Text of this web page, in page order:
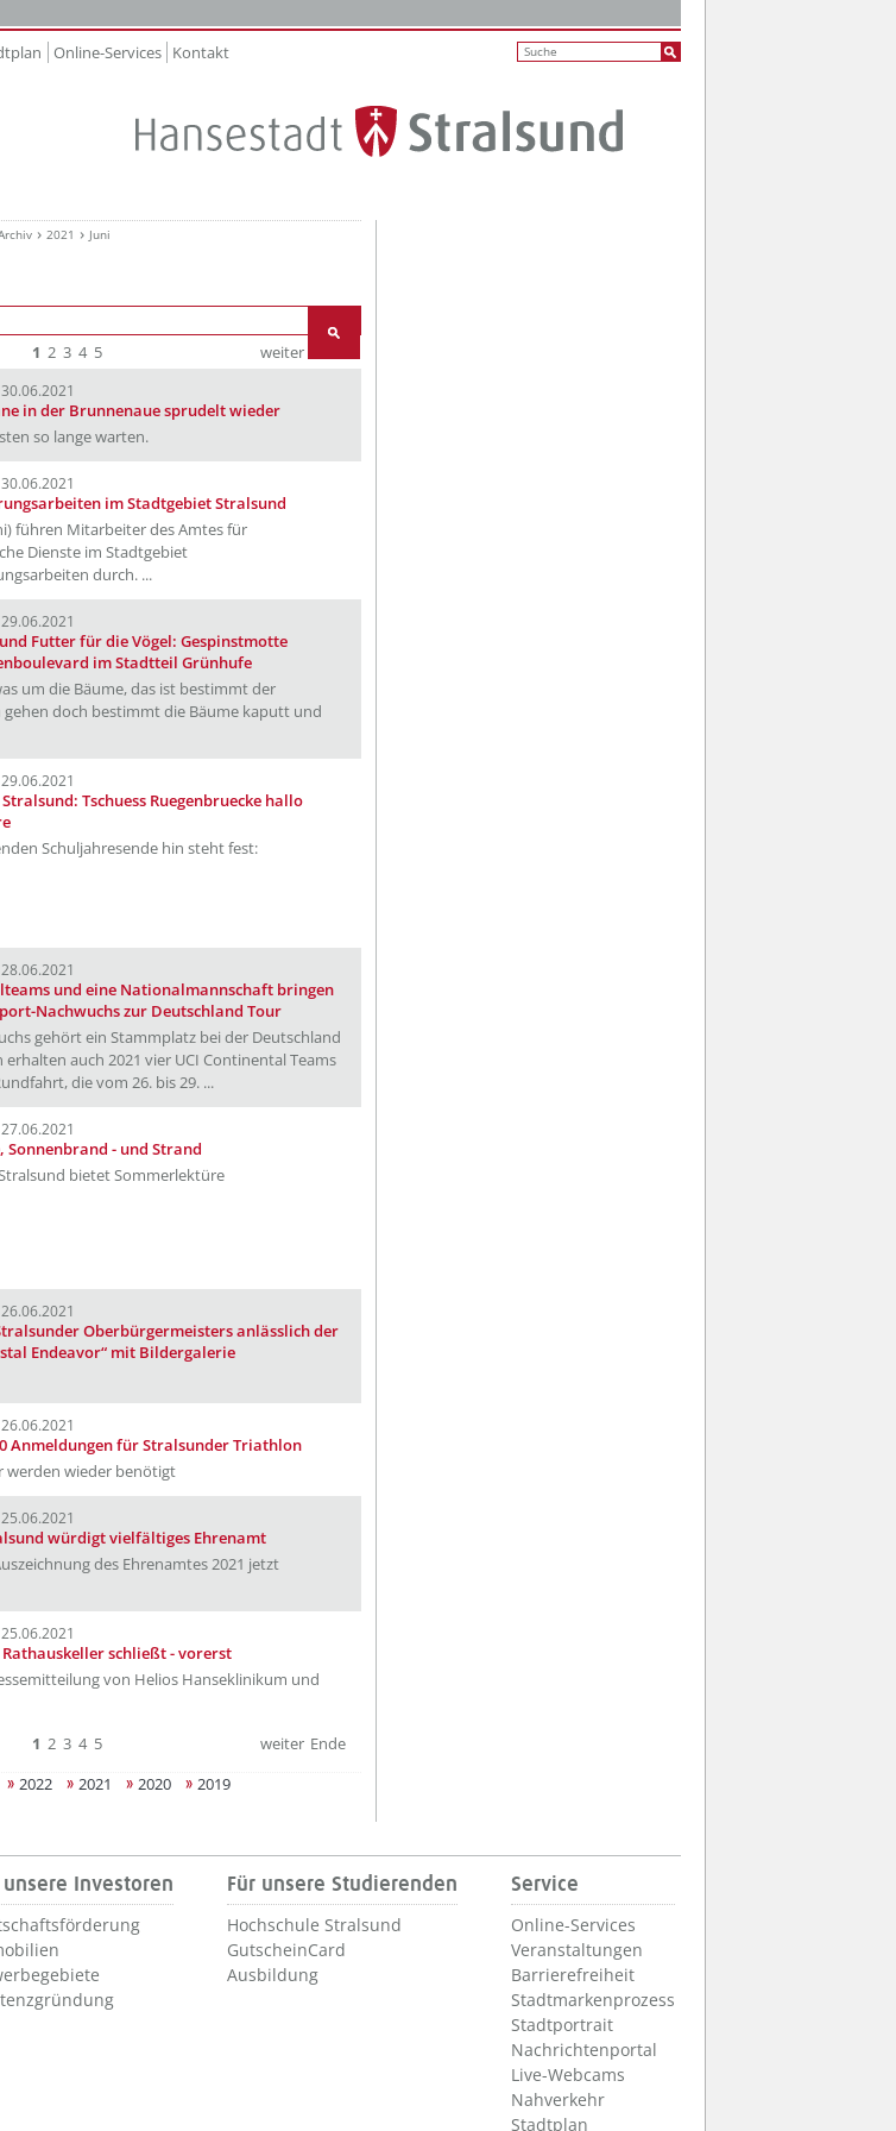
Online-Services Kontakt
2021 Juni
1 2 3 4 5 weiter
in der Brunnenaue sprudelt wieder
so lange warten.
im Stadtgebiet Stralsund
führen Mitarbeiter des Amtes für
Dienste im Stadtgebiet
durch. ...
Futter für die Vögel: Gespinstmotte
im Stadtteil Grünhufe
um die Bäume, das ist bestimmt der
gehen doch bestimmt die Bäume kaputt und
Tschuess Ruegenbruecke hallo
Schuljahresende hin steht fest:
und eine Nationalmannschaft bringen
Nachwuchs zur Deutschland Tour
gehört ein Stammplatz bei der Deutschland
auch 2021 vier UCI Continental Teams
die vom 26. bis 29. ...
Sonnenbrand - und Strand
bietet Sommerlektüre
Oberbürgermeisters anlässlich der
Endeavor“ mit Bildergalerie
Anmeldungen für Stralsunder Triathlon
werden wieder benötigt
würdigt vielfältiges Ehrenamt
des Ehrenamtes 2021 jetzt
schließt - vorerst
von Helios Hanseklinikum und
1 2 3 4 5 weiter Ende
2022 2021 2020 2019
unsere Investoren Für unsere Studierenden
Hochschule Stralsund
GutscheinCard
Ausbildung
Service
Online-Services
Veranstaltungen
Barrierefreiheit
Stadtmarkenprozess
Stadtportrait
Nachrichtenportal
Live-Webcams
Nahverkehr
Stadtplan